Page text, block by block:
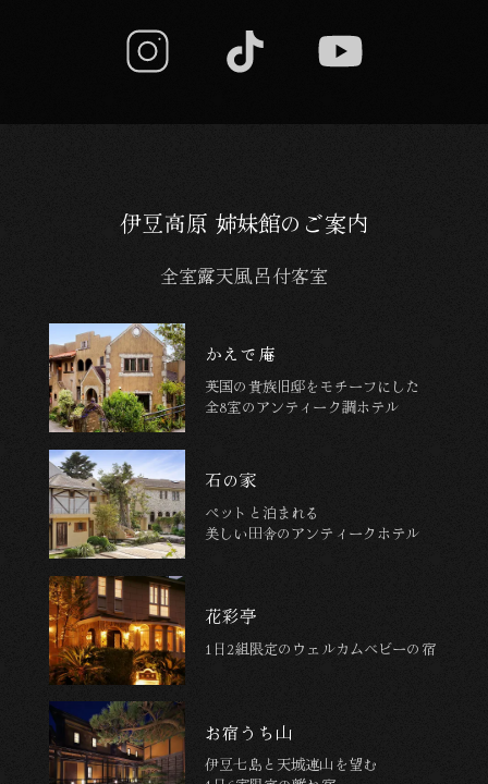
伊豆高原 姉妹館のご案内
全室露天風呂付客室
かえで庵
英国の貴族旧邸をモチーフにした
全8室のアンティーク調ホテル
石の家
ペットと泊まれる
美しい田舎のアンティークホテル
花彩亭
1日2組限定の ウェルカムベビーの宿
お宿うち山
伊豆七島と天城連山を望む